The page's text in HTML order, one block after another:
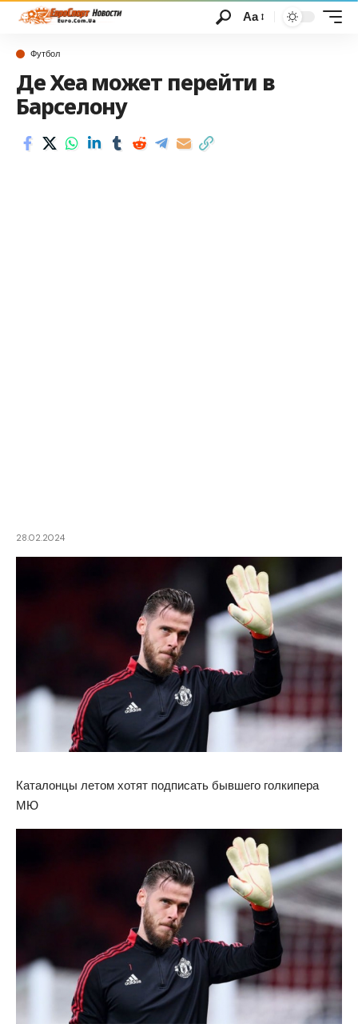
Аа
Футбол
Де Хеа может перейти в
Барселону
28.02.2024
Каталонцы летом хотят подписать бывшего голкипера
МЮ